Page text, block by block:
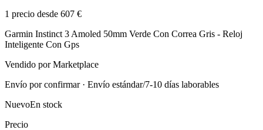
1 precio desde 607 €
Garmin Instinct 3 Amoled 50mm Verde Con Correa Gris - Reloj
Inteligente Con Gps
Vendido por Marketplace
Envío por confirmar · Envío estándar/7-10 días laborables
NuevoEn stock
Precio